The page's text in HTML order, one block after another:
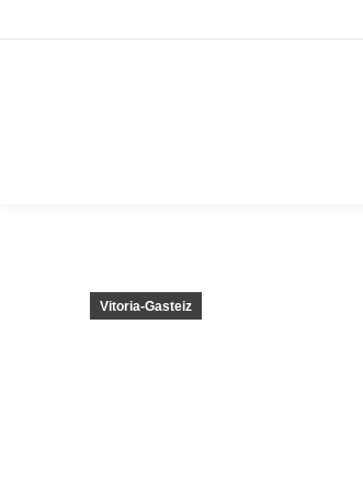
Vitoria-Gasteiz